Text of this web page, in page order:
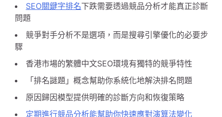
SEO關鍵字排名下跌需要透過競品分析才能真正診斷
問題
競爭對手分析不是選項，而是搜尋引擎優化的必要步
驟
香港市場的繁體中文SEO環境有獨特的競爭特性
「排名謎題」概念幫助你系統化地解決排名問題
原因歸因模型提供明確的診斷方向和恢復策略
定期進行競品分析能幫助你快速應對演算法變化